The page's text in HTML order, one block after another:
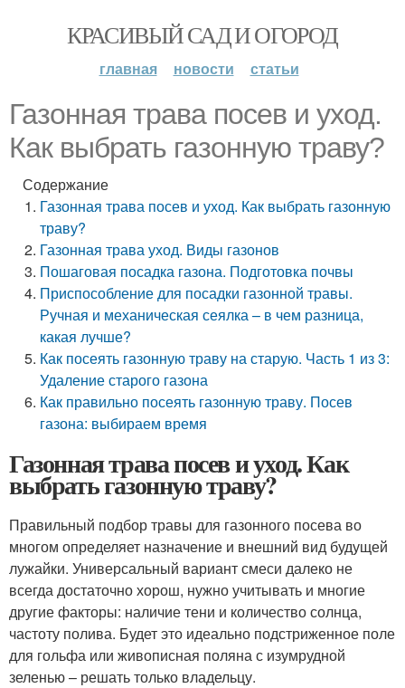
КРАСИВЫЙ САД И ОГОРОД
главная новости статьи
Газонная трава посев и уход.
Как выбрать газонную траву?
Содержание
Газонная трава посев и уход. Как выбрать газонную
траву?
Газонная трава уход. Виды газонов
Пошаговая посадка газона. Подготовка почвы
Приспособление для посадки газонной травы.
Ручная и механическая сеялка – в чем разница,
какая лучше?
Как посеять газонную траву на старую. Часть 1 из 3:
Удаление старого газона
Как правильно посеять газонную траву. Посев
газона: выбираем время
Газонная трава посев и уход. Как
выбрать газонную траву?
Правильный подбор травы для газонного посева во
многом определяет назначение и внешний вид будущей
лужайки. Универсальный вариант смеси далеко не
всегда достаточно хорош, нужно учитывать и многие
другие факторы: наличие тени и количество солнца,
частоту полива. Будет это идеально подстриженное поле
для гольфа или живописная поляна с изумрудной
зеленью – решать только владельцу.